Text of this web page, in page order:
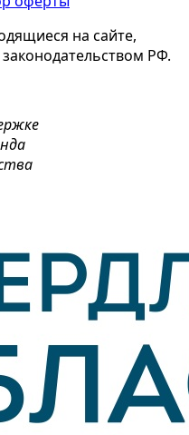
на сайте,
РФ.